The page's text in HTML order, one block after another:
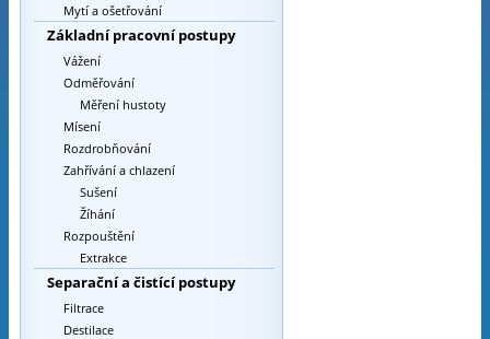
Mytí a ošetřování
Základní pracovní postupy
Vážení
Odměřování
Měření hustoty
Mísení
Rozdrobňování
Zahřívání a chlazení
Sušení
Žíhání
Rozpouštění
Extrakce
Separační a čistící postupy
Filtrace
Destilace